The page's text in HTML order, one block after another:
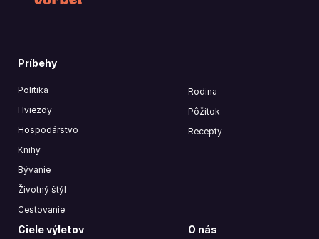
Príbehy
Politika
Hviezdy
Hospodárstvo
Knihy
Bývanie
Životný štýl
Cestovanie
Rodina
Pôžitok
Recepty
Ciele výletov O nás